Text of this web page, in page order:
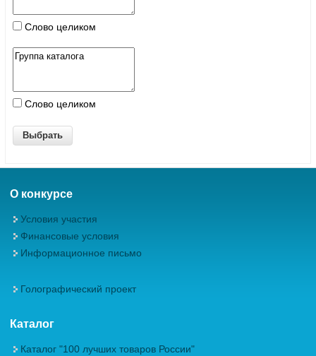
Слово целиком
Слово целиком
О конкурсе
Условия участия
Финансовые условия
Информационное письмо
Голографический проект
Каталог
Каталог "100 лучших товаров России"